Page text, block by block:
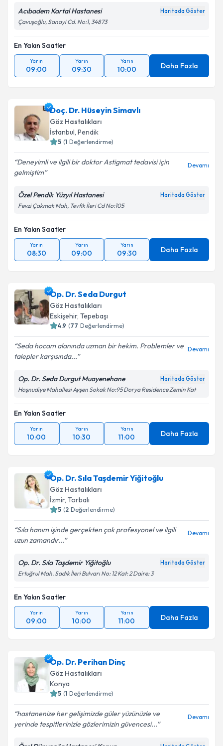
Acıbadem Kartal Hastanesi Haritada Göster
Çavuşoğlu, Sanayi Cd. No:1, 34873
En Yakın Saatler
Yarın
09:00
Yarın
09:30
Yarın
10:00 Daha Fazla
Doç. Dr. Hüseyin Simavlı
Göz Hastalıkları
İstanbul, Pendik
5 (1 Değerlendirme)
Deneyimli ve ilgili bir doktor Astigmat tedavisi için
gelmiştim
Devamı
Özel Pendik Yüzyıl Hastanesi Haritada Göster
Fevzi Çakmak Mah, Tevfik İleri Cd No:105
En Yakın Saatler
Yarın
08:30
Yarın
09:00
Yarın
09:30 Daha Fazla
Op. Dr. Seda Durgut
Göz Hastalıkları
Eskişehir, Tepebaşı
4.9 (77 Değerlendirme)
Seda hocam alanında uzman bir hekim. Problemler ve
talepler karşısında...
Devamı
Op. Dr. Seda Durgut Muayenehane Haritada Göster
Hoşnudiye Mahallesi Ayşen Sokak No:95 Dorya Residence Zemin Kat
En Yakın Saatler
Yarın
10:00
Yarın
10:30
Yarın
11:00 Daha Fazla
Op. Dr. Sıla Taşdemir Yiğitoğlu
Göz Hastalıkları
İzmir, Torbalı
5 (2 Değerlendirme)
Sıla hanım işinde gerçekten çok profesyonel ve ilgili
uzun zamandır...
Devamı
Op. Dr. Sıla Taşdemir Yiğitoğlu Haritada Göster
Ertuğrul Mah. Sadık İleri Bulvarı No: 12 Kat: 2 Daire: 3
En Yakın Saatler
Yarın
09:00
Yarın
10:00
Yarın
11:00 Daha Fazla
Op. Dr. Perihan Dinç
Göz Hastalıkları
Konya
5 (1 Değerlendirme)
hastanenize her gelişimizde güler yüzünüzle ve
yerinde tespitlerinizle gözlerimizin güvencesi...
Devamı